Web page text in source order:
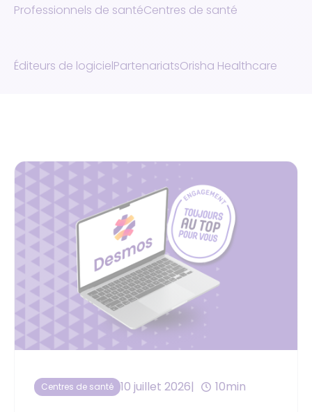
Professionnels de santéCentres de santé
Éditeurs de logicielPartenariatsOrisha Healthcare
Centres de santé 10 juillet 2026 10min